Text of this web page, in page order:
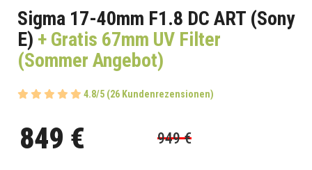
Sigma 17-40mm F1.8 DC ART (Sony
E) + Gratis 67mm UV Filter
(Sommer Angebot)
4.8/5 (26 Kundenrezensionen)
849 € 949 €